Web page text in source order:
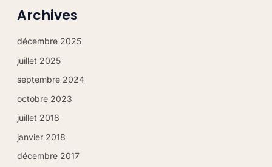
Archives
décembre 2025
juillet 2025
septembre 2024
octobre 2023
juillet 2018
janvier 2018
décembre 2017